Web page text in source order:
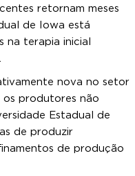
retornam meses
de Iowa está
na terapia inicial
nova no setor
produtores não
Estadual de
de produzir
de produção